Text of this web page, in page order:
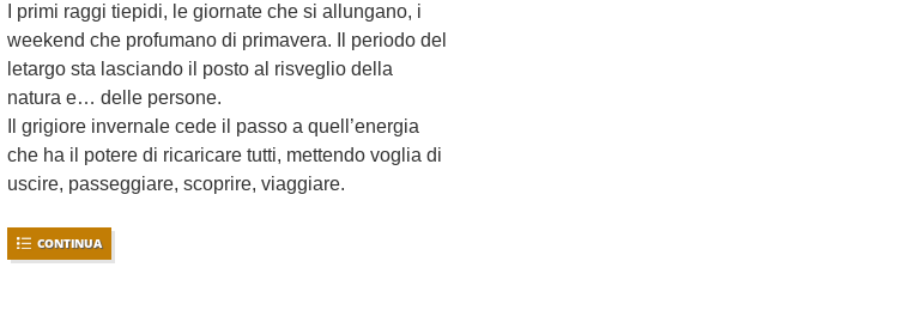
I primi raggi tiepidi, le giornate che si allungano, i
weekend che profumano di primavera. Il periodo del
letargo sta lasciando il posto al risveglio della
natura e… delle persone.
Il grigiore invernale cede il passo a quell’energia
che ha il potere di ricaricare tutti, mettendo voglia di
uscire, passeggiare, scoprire, viaggiare.
CONTINUA